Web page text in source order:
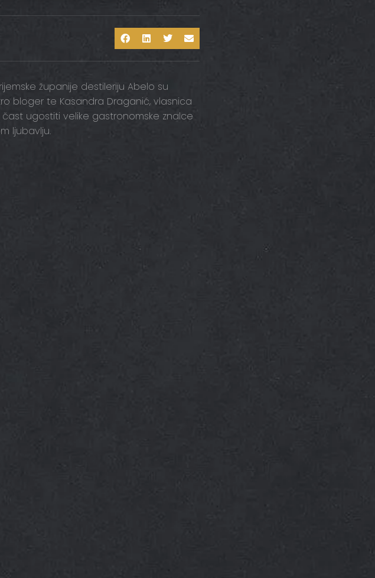
županije destileriju Abelo su
bloger te Kasandra Draganić, vlasnica
ugostiti velike gastronomske znalce
ljubavlju.